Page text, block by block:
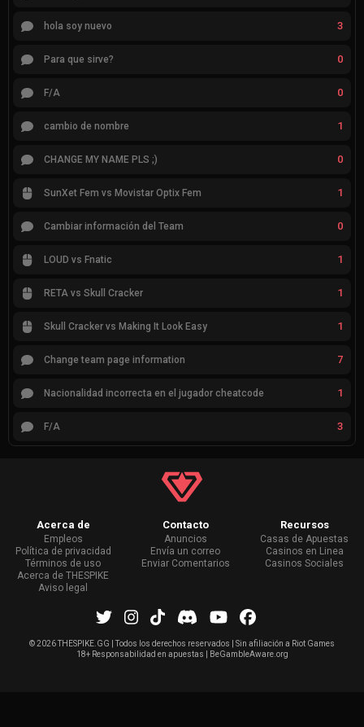
hola soy nuevo 3
Para que sirve? 0
F/A 0
cambio de nombre 1
CHANGE MY NAME PLS ;) 0
SunXet Fem vs Movistar Optix Fem 1
Cambiar información del Team 0
LOUD vs Fnatic 1
RETA vs Skull Cracker 1
Skull Cracker vs Making It Look Easy 1
Change team page information 7
Nacionalidad incorrecta en el jugador cheatcode 1
F/A 3
Acerca de
Empleos
Política de privacidad
Términos de uso
Acerca de THESPIKE
Aviso legal
Contacto
Anuncios
Envía un correo
Enviar Comentarios
Recursos
Casas de Apuestas
Casinos en Linea
Casinos Sociales
©2026 THESPIKE.GG | Todos los derechos reservados | Sin afiliación a Riot Games
18+ Responsabilidad en apuestas | BeGambleAware.org